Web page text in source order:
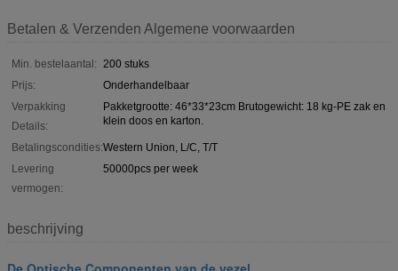
Betalen & Verzenden Algemene voorwaarden
Min. bestelaantal: 200 stuks
Prijs:
Onderhandelbaar
Verpakking
Details:
Pakketgrootte: 46*33*23cm Brutogewicht: 18 kg-PE zak en
klein doos en karton.
Betalingscondities:Western Union, L/C, T/T
Levering
vermogen:
50000pcs per week
beschrijving